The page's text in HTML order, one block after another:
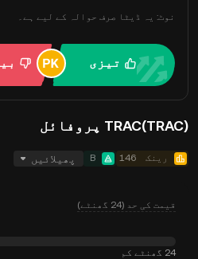
نوٹ: یہ ڈیٹا صرف حوالہ کے لیے ہے۔
تیزی
TRAC(TRAC) پروفائل
رینک 146
B پھیلائیں
قیمت کی حد (24 گھنٹے)
24 گھنٹے کم